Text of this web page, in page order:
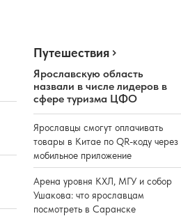
Путешествия
Ярославскую область
назвали в числе лидеров в
сфере туризма ЦФО
Ярославцы смогут оплачивать
товары в Китае по QR-коду через
мобильное приложение
Арена уровня КХЛ, МГУ и собор
Ушакова: что ярославцам
посмотреть в Саранске